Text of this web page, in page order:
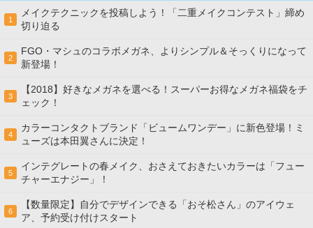
1
メイクテクニックを投稿しよう！「二重メイクコンテスト」締め
切り迫る
2
FGO・マシュのコラボメガネ、よりシンプル＆そっくりになって
新登場！
3
【2018】好きなメガネを選べる！スーパーお得なメガネ福袋をチ
ェック！
4
カラーコンタクトブランド「ビュームワンデー」に新色登場！ミ
ューズは本田翼さんに決定！
5
インテグレートの春メイク、おさえておきたいカラーは「フュー
チャーエナジー」！
6
【数量限定】自分でデザインできる「おそ松さん」のアイウェ
ア、予約受け付けスタート